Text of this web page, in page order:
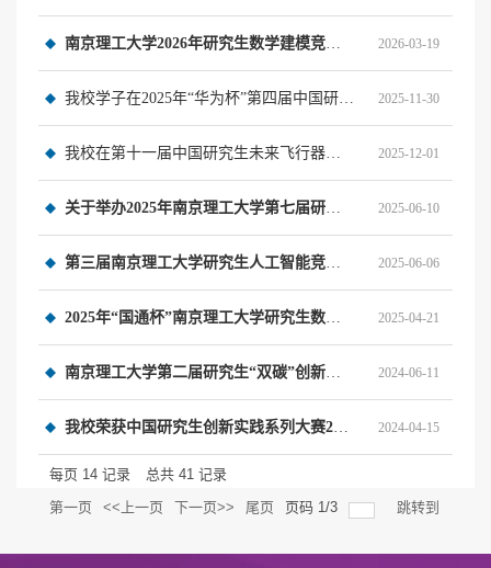
南京理工大学2026年研究生数学建模竞赛暨中国研究生数学建模竞赛选拔赛通知 2026-03-19
我校学子在2025年“华为杯”第四届中国研究生网络安全创新大赛全国总决赛中再创佳绩 2025-11-30
我校在第十一届中国研究生未来飞行器创新大赛中取得佳绩 2025-12-01
关于举办2025年南京理工大学第七届研究生智慧城市技术及创意设计大赛暨第十一届中国研究生智慧城市技术与创... 2025-06-10
第三届南京理工大学研究生人工智能竞赛暨第七届中国研究生人工智能创新大赛校内选拔赛竞赛通知 2025-06-06
2025年“国通杯”南京理工大学研究生数学建模竞赛暨中国研究生数学建模竞赛选拔赛通知 2025-04-21
南京理工大学第二届研究生“双碳”创新与创意大赛暨第三届中国研究生“双碳”创新与创意大赛校内选拔赛 2024-06-11
我校荣获中国研究生创新实践系列大赛2023年度“重要贡献单位” 2024-04-15
每页 14 记录 总共 41 记录
第一页
<<上一页 下一页>> 尾页 页码 1/3 跳转到